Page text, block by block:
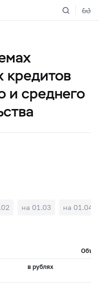
кредитов
и среднего
на 01.03 на 01.04
в рублях